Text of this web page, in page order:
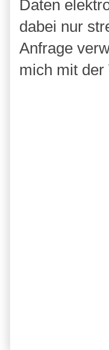
Daten
dabei nur
Anfrage
mich mit der